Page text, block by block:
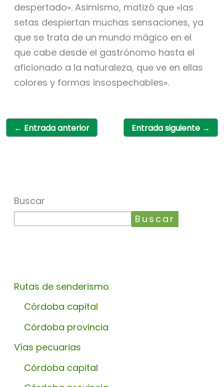
despertado». Asimismo, matizó que «las
setas despiertan muchas sensaciones, ya
que se trata de un mundo mágico en el
que cabe desde el gastrónomo hasta el
aficionado a la naturaleza, que ve en ellas
colores y formas insospechables».
← Entrada anterior Entrada siguiente →
Buscar
Buscar
Rutas de senderismo
Córdoba capital
Córdoba provincia
Vías pecuarias
Córdoba capital